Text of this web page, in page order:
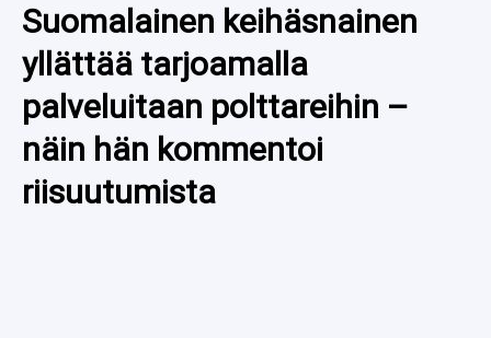
JÄÄKIEKKO
YLEISURHEILU
WILMA HELTELÄ
MUSTAFE MUUSE
TALVILAJIT
IIVO NISKANEN
FORMULA 1
Suomalainen keihäsnainen
yllättää tarjoamalla
palveluitaan polttareihin –
näin hän kommentoi
riisuutumista